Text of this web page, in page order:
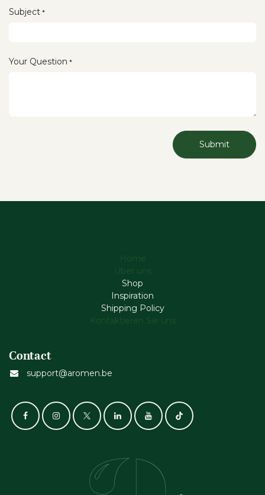
Subject *
Your Question *
Submit
Home
Über uns
Shop
Inspiration
Shipping Policy
Kontaktieren Sie uns
Contact
support@aromen.be